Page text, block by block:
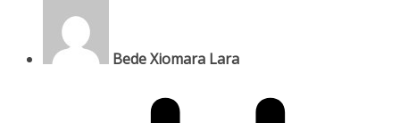
Bede Xiomara Lara